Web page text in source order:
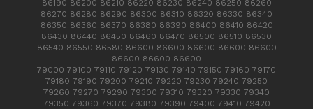
86190 86200 86210 86220 86230 86240 86250 86260
86270 86280 86290 86300 86310 86320 86330 86340
86350 86360 86370 86380 86390 86400 86410 86420
86430 86440 86450 86460 86470 86500 86510 86530
86540 86550 86580 86600 86600 86600 86600 86600
86600 86600 86600
79000 79100 79110 79120 79130 79140 79150 79160 79170
79180 79190 79200 79210 79220 79230 79240 79250
79260 79270 79290 79300 79310 79320 79330 79340
79350 79360 79370 79380 79390 79400 79410 79420